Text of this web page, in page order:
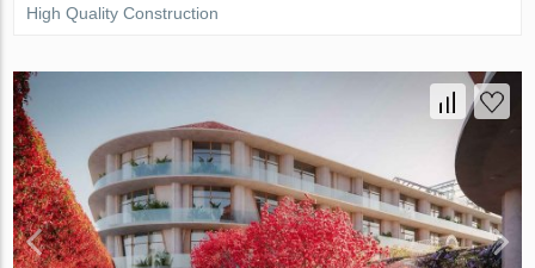
High Quality Construction